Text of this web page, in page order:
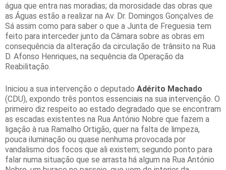
água que entra nas moradias; da morosidade das obras que
as Águas estão a realizar na Av. Dr. Domingos Gonçalves de
Sá assim como para saber o que a Junta de Freguesia tem
feito para interceder junto da Câmara sobre as obras em
consequência da alteração da circulação de trânsito na Rua
D. Afonso Henriques, na sequência da Operação da
Reabilitação.
Iniciou a sua intervenção o deputado Adérito Machado
(CDU), expondo três pontos essenciais na sua intervenção. O
primeiro diz respeito ao estado degradado que se encontram
as escadas existentes na Rua António Nobre que fazem a
ligação à rua Ramalho Ortigão, quer na falta de limpeza,
pouca iluminação ou quase nenhuma provocada por
vandalismo dos focos que ali existem; segundo ponto para
falar numa situação que se arrasta há algum na Rua António